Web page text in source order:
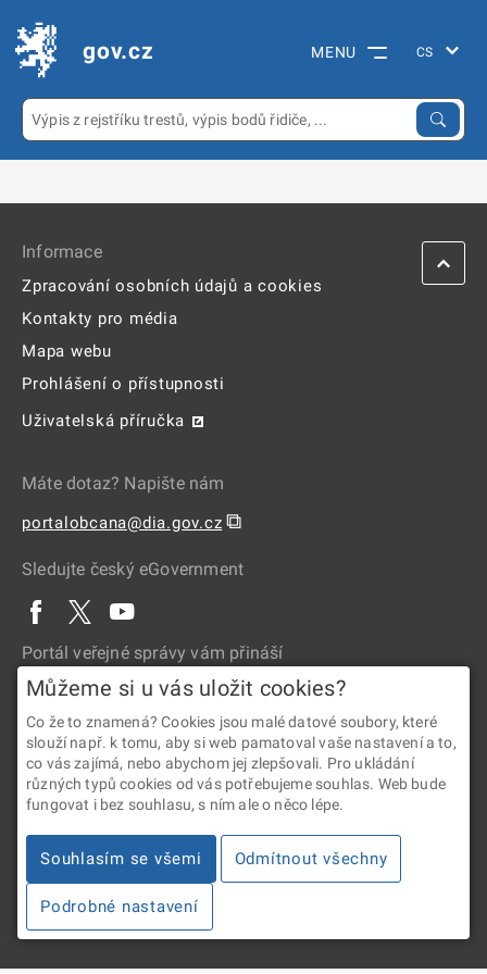
gov.cz MENU
Informace
Zpracování osobních údajů a cookies
Kontakty pro média
Mapa webu
Prohlášení o přístupnosti
Uživatelská příručka
Máte dotaz? Napište nám
portalobcana@dia.gov.cz ⧉
Sledujte český eGovernment
Portál veřejné správy vám přináší
2026 © Digitální a informační agentura • Informace jsou poskytovány
v souladu se zákonem č. 106/1999 Sb., o svobodném přístupu
Verze 4.2.288
Můžeme si u vás uložit cookies?
Co že to znamená? Cookies jsou malé datové soubory, které
slouží např. k tomu, aby si web pamatoval vaše nastavení a to,
co vás zajímá, nebo abychom jej zlepšovali. Pro ukládání
různých typů cookies od vás potřebujeme souhlas. Web bude
fungovat i bez souhlasu, s ním ale o něco lépe.
Souhlasím se všemi Odmítnout všechny
Podrobné nastavení